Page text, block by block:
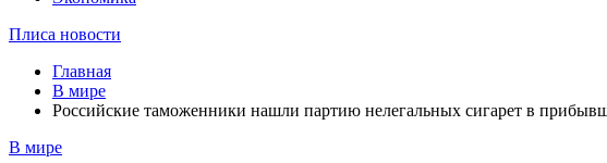
Плиса новости
Главная
В мире
Российские таможенники нашли партию нелегальных сигарет в
В мире